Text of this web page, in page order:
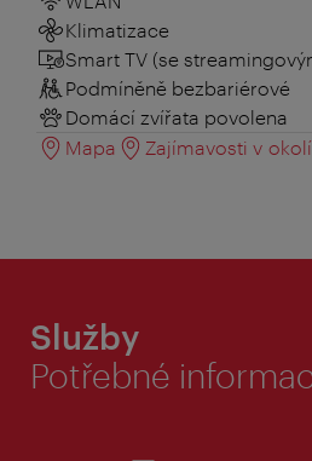
Klimatizace
Smart TV (se
Podmíněně bezbariérové
Domácí zvířata povolena
Mapa
Zajímavosti v okolí
Služby
Potřebné